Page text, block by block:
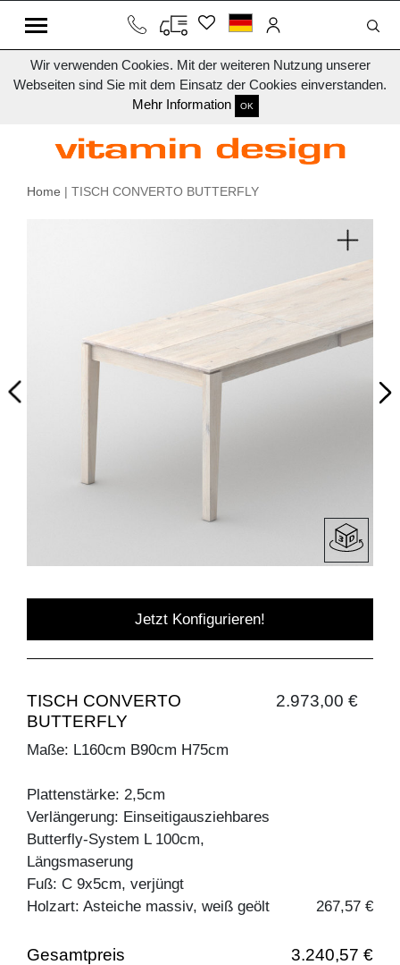
Wir verwenden Cookies. Mit der weiteren Nutzung unserer
Webseiten sind Sie mit dem Einsatz der Cookies einverstanden.
Mehr Information
OK
Home | TISCH CONVERTO BUTTERFLY
Jetzt Konfigurieren!
TISCH CONVERTO
BUTTERFLY
2.973,00 €
Maße: L160cm B90cm H75cm
Plattenstärke: 2,5cm
Verlängerung: Einseitigausziehbares
Butterfly-System L 100cm,
Längsmaserung
Fuß: C 9x5cm, verjüngt
Holzart: Asteiche massiv, weiß geölt
267,57 €
Gesamtpreis 3.240,57 €